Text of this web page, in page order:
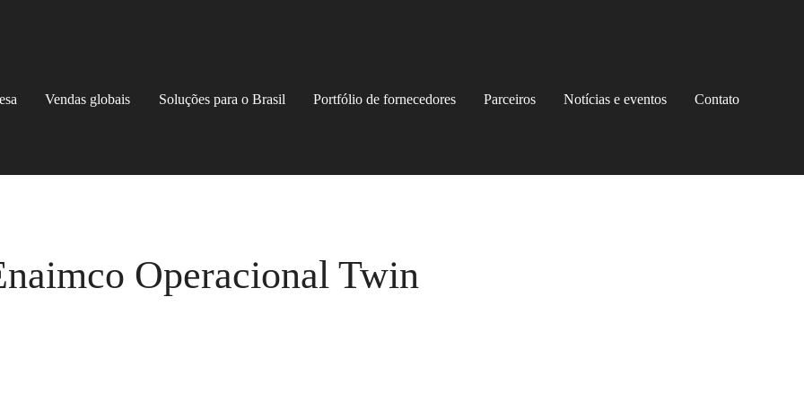
Vendas globais Soluções para o Brasil Portfólio de fornecedores Parceiros Notícias e eventos Contato
Operacional Twin